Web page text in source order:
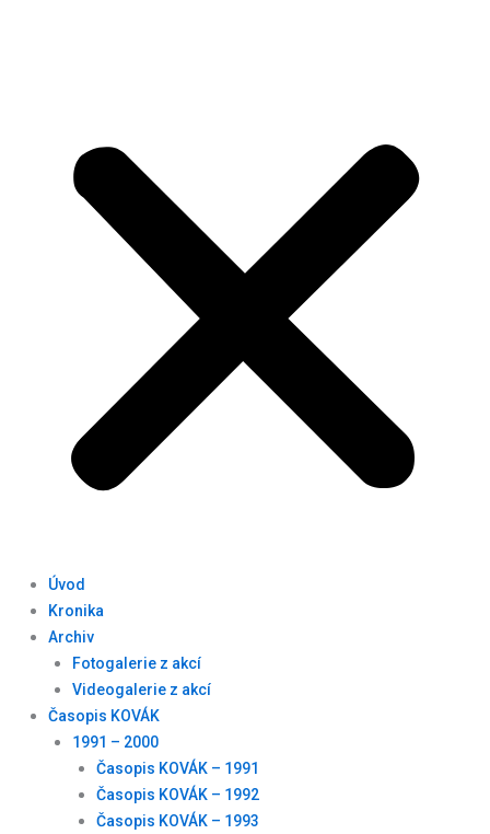
Úvod
Kronika
Archiv
Fotogalerie z akcí
Videogalerie z akcí
Časopis KOVÁK
1991 – 2000
Časopis KOVÁK – 1991
Časopis KOVÁK – 1992
Časopis KOVÁK – 1993